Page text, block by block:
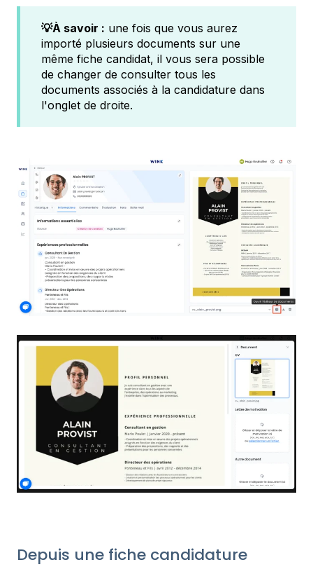
💡À savoir : une fois que vous aurez
importé plusieurs documents sur une
même fiche candidat, il vous sera possible
de changer de consulter tous les
documents associés à la candidature dans
l'onglet de droite.
Depuis une fiche candidature